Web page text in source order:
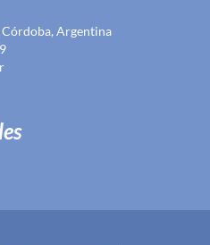
Argentina